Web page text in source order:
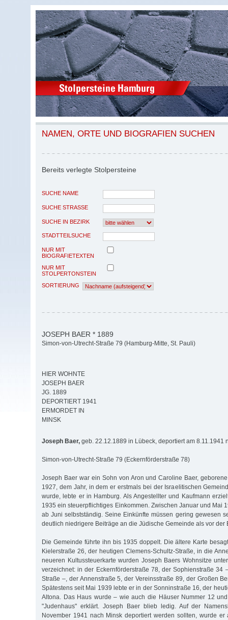
NAMEN, ORTE UND BIOGRAFIEN SUCHEN
Bereits verlegte Stolpersteine
SUCHE NAME
SUCHE STRASSE
SUCHE IN BEZIRK
STADTTEILSUCHE
NUR MIT
BIOGRAFIETEXTEN
NUR MIT
STOLPERTONSTEIN
SORTIERUNG
JOSEPH BAER * 1889
Simon-von-Utrecht-Straße 79 (Hamburg-Mitte, St. Pauli)
HIER WOHNTE
JOSEPH BAER
JG. 1889
DEPORTIERT 1941
ERMORDET IN
MINSK
Joseph Baer, geb. 22.12.1889 in Lübeck, deportiert am 8.11.1941
Simon-von-Utrecht-Straße 79 (Eckernförderstraße 78)
Joseph Baer war ein Sohn von Aron und Caroline Baer,
1927, dem Jahr, in dem er erstmals bei der Israelitischen
wurde, lebte er in Hamburg. Als Angestellter und Kaufmann
1935 ein steuerpflichtiges Einkommen. Zwischen Januar und Mai
ab Juni selbstständig. Seine Einkünfte müssen gering gewesen
deutlich niedrigere Beiträge an die Jüdische Gemeinde als vor der
Die Gemeinde führte ihn bis 1935 doppelt. Die ältere Karte
Kielerstraße 26, der heutigen Clemens-Schultz-Straße, in die
neueren Kultussteuerkarte wurden Joseph Baers Wohnsitze
verzeichnet: in der Eckernförderstraße 78, der Sophienstraße 34
Straße –, der Annenstraße 5, der Vereinsstraße 89, der Großen
Spätestens seit Mai 1939 lebte er in der Sonninstraße 16, der
Altona. Das Haus wurde – wie auch die Häuser Nummer 12
"Judenhaus" erklärt. Joseph Baer blieb ledig. Auf der
November 1941 nach Minsk deportiert werden sollten, wurde er